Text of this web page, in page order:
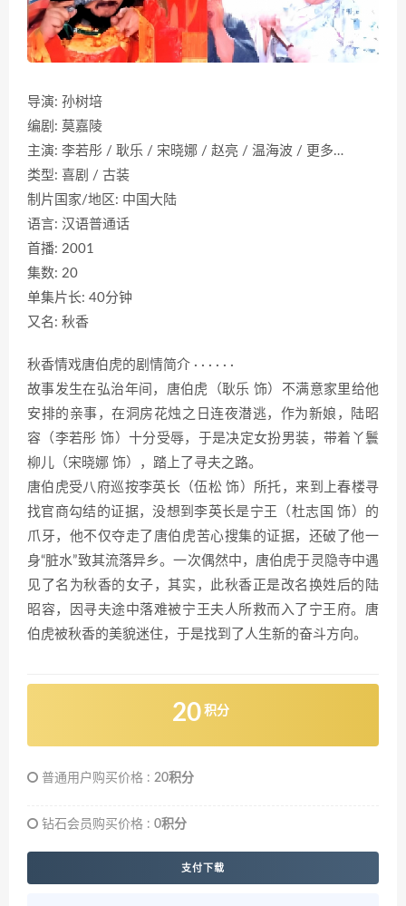
导演: 孙树培
编剧: 莫嘉陵
主演: 李若彤 / 耿乐 / 宋晓娜 / 赵亮 / 温海波 / 更多…
类型: 喜剧 / 古装
制片国家/地区: 中国大陆
语言: 汉语普通话
首播: 2001
集数: 20
单集片长: 40分钟
又名: 秋香
秋香情戏唐伯虎的剧情简介 · · · · · ·
故事发生在弘治年间，唐伯虎（耿乐 饰）不满意家里给他
安排的亲事，在洞房花烛之日连夜潜逃，作为新娘，陆昭
容（李若彤 饰）十分受辱，于是决定女扮男装，带着丫鬟
柳儿（宋晓娜 饰），踏上了寻夫之路。
唐伯虎受八府巡按李英长（伍松 饰）所托，来到上春楼寻
找官商勾结的证据，没想到李英长是宁王（杜志国 饰）的
爪牙，他不仅夺走了唐伯虎苦心搜集的证据，还破了他一
身“脏水”致其流落异乡。一次偶然中，唐伯虎于灵隐寺中遇
见了名为秋香的女子，其实，此秋香正是改名换姓后的陆
昭容，因寻夫途中落难被宁王夫人所救而入了宁王府。唐
伯虎被秋香的美貌迷住，于是找到了人生新的奋斗方向。
20 积分
普通用户购买价格 : 20积分
钻石会员购买价格 : 0积分
支付下载